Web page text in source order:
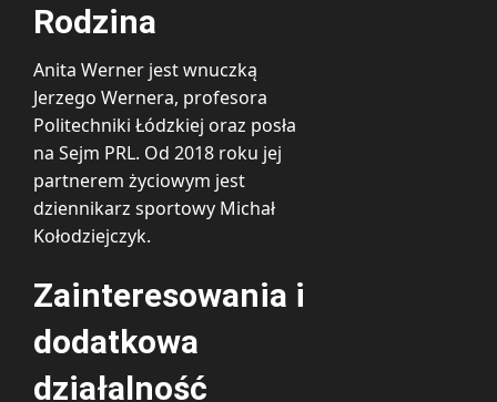
Rodzina
Anita Werner jest wnuczką
Jerzego Wernera, profesora
Politechniki Łódzkiej oraz posła
na Sejm PRL. Od 2018 roku jej
partnerem życiowym jest
dziennikarz sportowy Michał
Kołodziejczyk.
Zainteresowania i
dodatkowa
działalność